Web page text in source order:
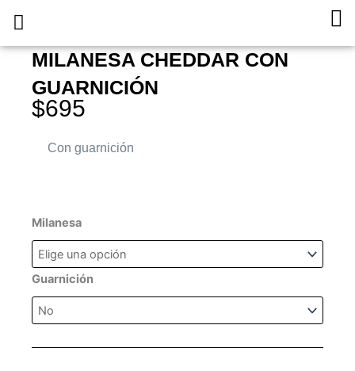
contenido
MILANESA CHEDDAR CON
GUARNICIÓN
$695
Con guarnición
Milanesa
Guarnición
Cheddar
con
guarnición
cantidad